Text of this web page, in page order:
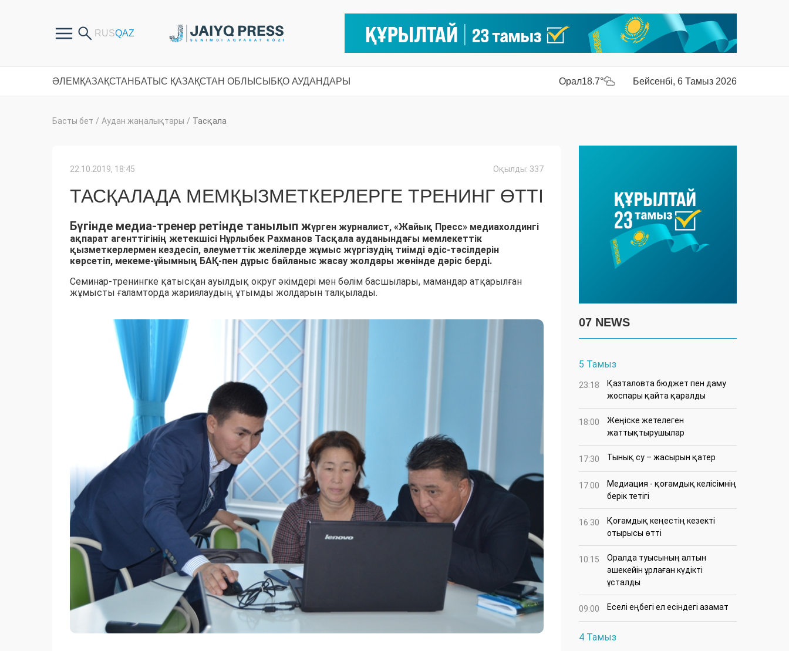
ӘЛЕМ ҚАЗАҚСТАН БАТЫС ҚАЗАҚСТАН ОБЛЫСЫ БҚО АУДАНДАРЫ Орал18.7° Бейсенбі, 6 Тамыз 2026
Басты бет / Аудан жаңалықтары / Тасқала
22.10.2019, 18:45 Оқылды: 337
ТАСҚАЛАДА МЕМҚЫЗМЕТКЕРЛЕРГЕ ТРЕНИНГ ӨТТІ
Бүгінде медиа-тренер ретінде танылып жүрген журналист, «Жайық Пресс» медиахолдингі
ақпарат агенттігінің жетекшісі Нұрлыбек Рахманов Тасқала ауданындағы мемлекеттік
қызметкерлермен кездесіп, әлеуметтік желілерде жұмыс жүргізудің тиімді әдіс-тәсілдерін
көрсетіп, мекеме-ұйымның БАҚ-пен дұрыс байланыс жасау жолдары жөнінде дәріс берді.
Семинар-тренингке қатысқан ауылдық округ әкімдері мен бөлім басшылары, мамандар атқарылған
жұмысты ғаламторда жариялаудың ұтымды жолдарын талқылады.
07 NEWS
5 Тамыз
23:18
Қазталовта бюджет пен даму
жоспары қайта қаралды
18:00
Жеңіске жетелеген
жаттықтырушылар
17:30 Тынық су – жасырын қатер
17:00
Медиация - қоғамдық келісімнің
берік тетігі
16:30
Қоғамдық кеңестің кезекті
отырысы өтті
10:15
Оралда туысының алтын
әшекейін ұрлаған күдікті
ұсталды
09:00 Еселі еңбегі ел есіндегі азамат
4 Тамыз